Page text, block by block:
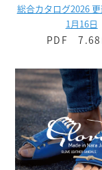
総合カタログ2026
1月16日
PDF